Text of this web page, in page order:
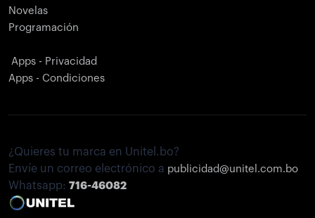
Novelas
Programación
Apps - Privacidad
Apps - Condiciones
¿Quieres tu marca en Unitel.bo?
Envíe un correo electrónico a publicidad@unitel.com.bo
Whatsapp: 716-46082